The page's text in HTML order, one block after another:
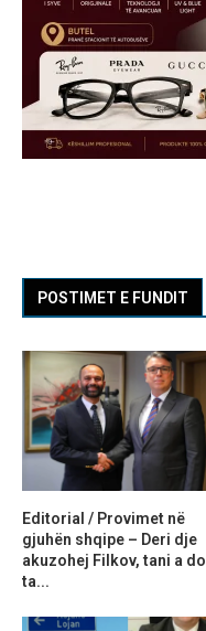
POSTIMET E FUNDIT
Editorial / Provimet në
gjuhën shqipe – Deri dje
akuzohej Filkov, tani a do
ta...